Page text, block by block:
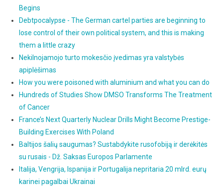
Begins
Debtpocalypse - The German cartel parties are beginning to
lose control of their own political system, and this is making
them a little crazy
Nekilnojamojo turto mokesčio įvedimas yra valstybės
apiplėšimas
How you were poisoned with aluminium and what you can do
Hundreds of Studies Show DMSO Transforms The Treatment
of Cancer
France’s Next Quarterly Nuclear Drills Might Become Prestige-
Building Exercises With Poland
Baltijos šalių saugumas? Sustabdykite rusofobiją ir derėkitės
su rusais - Dž. Saksas Europos Parlamente
Italija, Vengrija, Ispanija ir Portugalija nepritaria 20 mlrd. eurų
karinei pagalbai Ukrainai